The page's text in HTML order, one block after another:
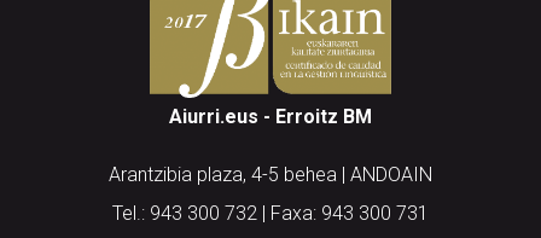
Aiurri.eus - Erroitz BM
Arantzibia plaza, 4-5 behea | ANDOAIN
Tel.: 943 300 732 | Faxa: 943 300 731